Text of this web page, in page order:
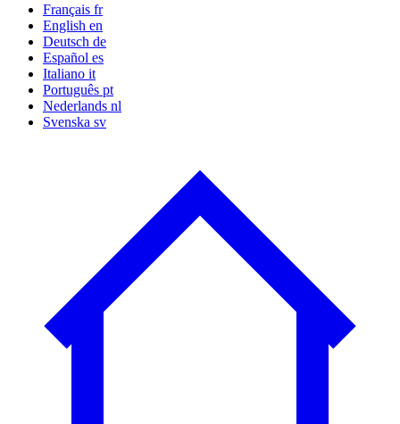
Français fr
English en
Deutsch de
Español es
Italiano it
Português pt
Nederlands nl
Svenska sv